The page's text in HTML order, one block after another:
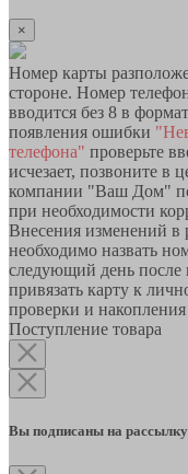
×
Номер карты
стороне. Номер
вводится без 8 в
появления ошибки
телефона" проверьте
исчезает, позвоните в
компании "Ваш Дом"
при необходимости
Внесения изменений в
необходимо назвать
следующий день
привязать карту к
проверки и
Поступление товара
Вы подписаны на рассылку